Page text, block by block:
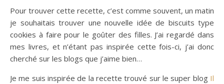
Pour trouver cette recette, c’est comme souvent, un matin
je souhaitais trouver une nouvelle idée de biscuits type
cookies à faire pour le goûter des filles. J’ai regardé dans
mes livres, et n’étant pas inspirée cette fois-ci, j’ai donc
cherché sur les blogs que j’aime bien…
Je me suis inspirée de la recette trouvé sur le super blogIl